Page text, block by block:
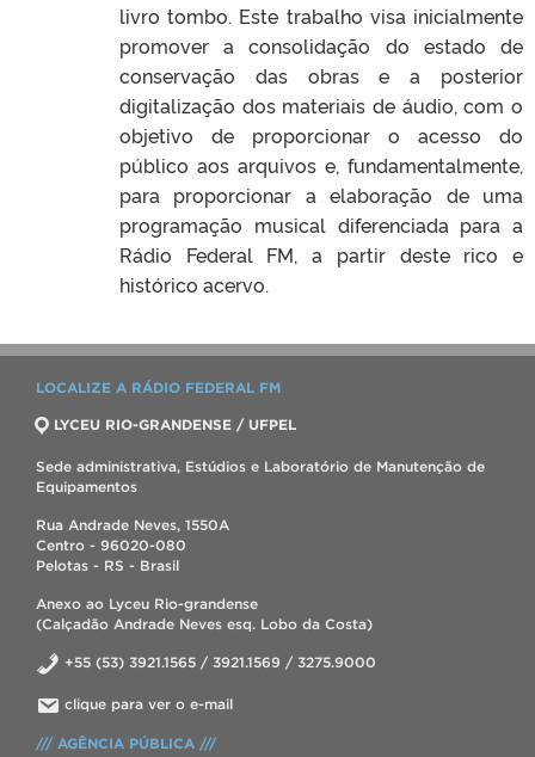
livro tombo. Este trabalho visa inicialmente
promover a consolidação do estado de
conservação das obras e a posterior
digitalização dos materiais de áudio, com o
objetivo de proporcionar o acesso do
público aos arquivos e, fundamentalmente,
para proporcionar a elaboração de uma
programação musical diferenciada para a
Rádio Federal FM, a partir deste rico e
histórico acervo.
LOCALIZE A RÁDIO FEDERAL FM
LYCEU RIO-GRANDENSE / UFPEL
Sede administrativa, Estúdios e Laboratório de Manutenção de
Equipamentos
Rua Andrade Neves, 1550A
Centro - 96020-080
Pelotas - RS - Brasil
Anexo ao Lyceu Rio-grandense
(Calçadão Andrade Neves esq. Lobo da Costa)
+55 (53) 3921.1565 / 3921.1569 / 3275.9000
clique para ver o e-mail
/// AGÊNCIA PÚBLICA ///